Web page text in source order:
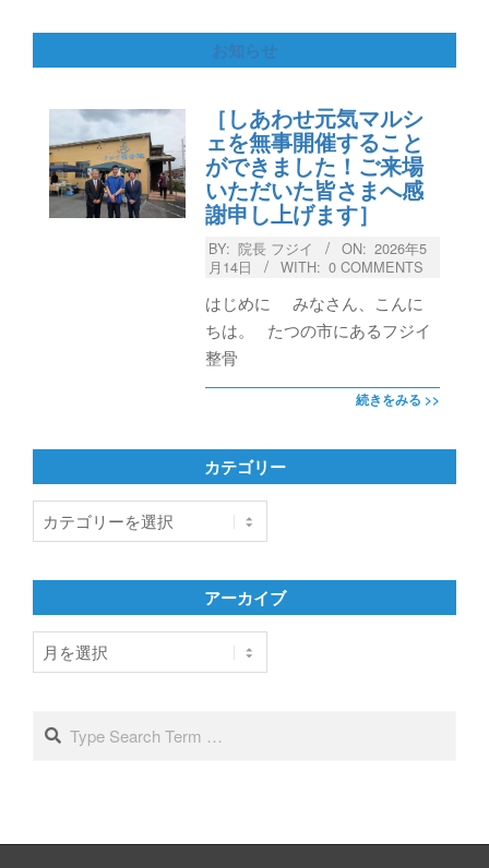
お知らせ
［しあわせ元気マルシ
ェを無事開催すること
ができました！ご来場
いただいた皆さまへ感
謝申し上げます］
BY: 院長 フジイ ON: 2026年5
月14日
WITH: 0 COMMENTS
はじめに みなさん、こんに
ちは。 たつの市にあるフジイ
整骨
続きをみる >>
カテゴリー
テ
リ
アーカイブ
ア
ー
ブSearch